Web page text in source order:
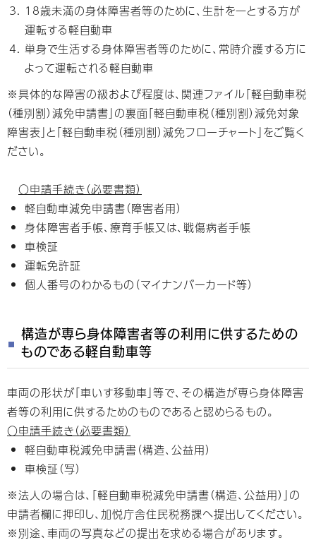
18歳未満の身体障害者等のために、生計を一とする方が
運転する軽自動車
単身で生活する身体障害者等のために、常時介護する方に
よって運転される軽自動車
※具体的な障害の級および程度は、関連ファイル「軽自動車税
（種別割）減免申請書」の裏面「軽自動車税（種別割）減免対象
障害表」と「軽自動車税（種別割）減免フローチャート」をご覧く
ださい。
〇申請手続き（必要書類）
軽自動車減免申請書（障害者用）
身体障害者手帳、療育手帳又は、戦傷病者手帳
車検証
運転免許証
個人番号のわかるもの（マイナンバーカード等）
構造が専ら身体障害者等の利用に供するための
ものである軽自動車等
車両の形状が「車いす移動車」等で、その構造が専ら身体障害
者等の利用に供するためのものであると認めらるもの。
〇申請手続き（必要書類）
軽自動車税減免申請書（構造、公益用）
車検証（写）
※法人の場合は、「軽自動車税減免申請書（構造、公益用）」の
申請者欄に押印し、加悦庁舎住民税務課へ提出してください。
※別途、車両の写真などの提出を求める場合があります。